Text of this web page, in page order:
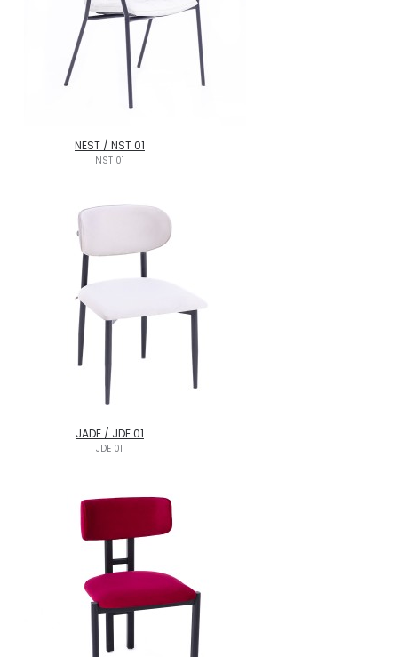
NEST / NST 01
NST 01
JADE / JDE 01
JDE 01